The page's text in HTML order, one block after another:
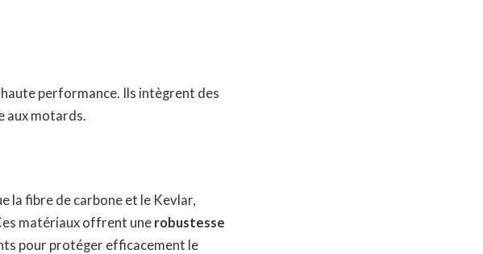
performance. Ils intègrent des
aux motards.
la fibre de carbone et le Kevlar,
matériaux offrent unerobustesse
pour protéger efficacement le